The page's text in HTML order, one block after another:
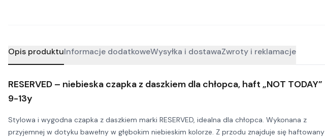
Opis produktuInformacje dodatkoweWysyłka i dostawaZwroty i reklamacje
RESERVED – niebieska czapka z daszkiem dla chłopca, haft „NOT TODAY”
9-13y
Stylowa i wygodna czapka z daszkiem marki RESERVED, idealna dla chłopca. Wykonana z
przyjemnej w dotyku bawełny w głębokim niebieskim kolorze. Z przodu znajduje się haftowany